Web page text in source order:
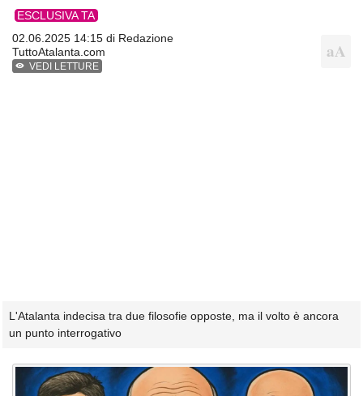
ESCLUSIVA TA
02.06.2025 14:15 di Redazione
TuttoAtalanta.com
VEDI LETTURE
L'Atalanta indecisa tra due filosofie opposte, ma il volto è ancora
un punto interrogativo